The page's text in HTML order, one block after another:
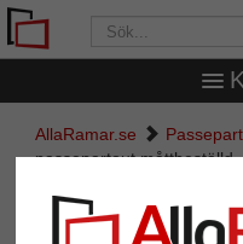
AllaRamar.se
passepartout måttbeställd
passepartout